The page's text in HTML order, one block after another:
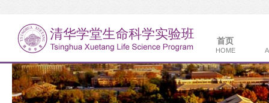
首页
HOME